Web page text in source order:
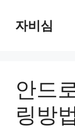
자비심
안드
링방